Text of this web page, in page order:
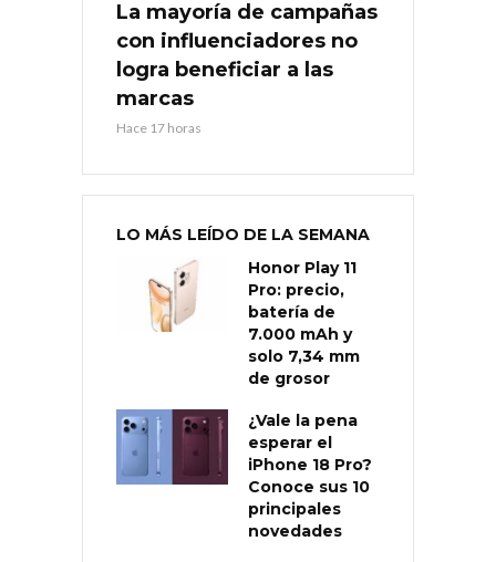
La mayoría de campañas
con influenciadores no
logra beneficiar a las
marcas
Hace 17 horas
LO MÁS LEÍDO DE LA SEMANA
Honor Play 11
Pro: precio,
batería de
7.000 mAh y
solo 7,34 mm
de grosor
¿Vale la pena
esperar el
iPhone 18 Pro?
Conoce sus 10
principales
novedades